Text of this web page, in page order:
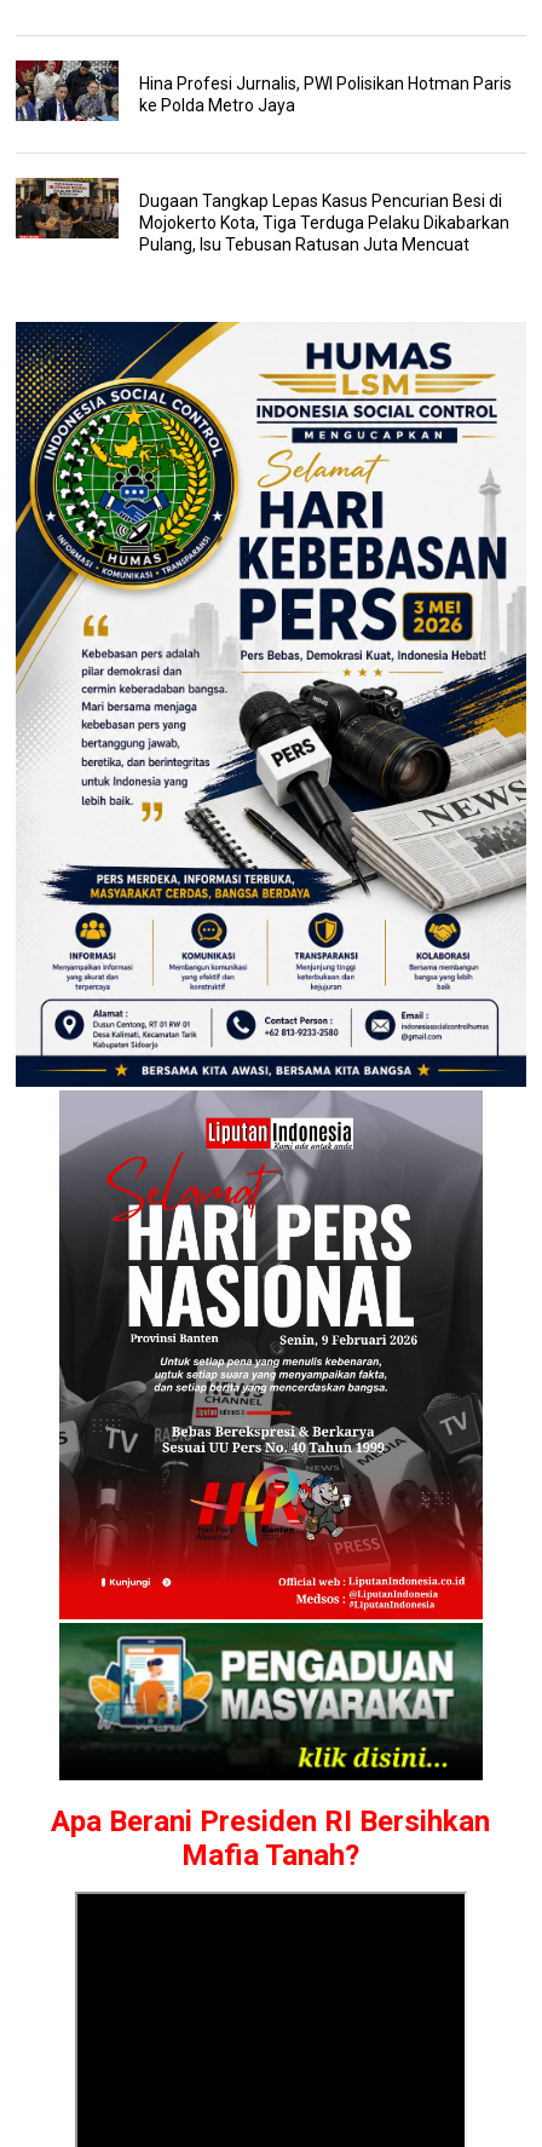
Hina Profesi Jurnalis, PWI Polisikan Hotman Paris
ke Polda Metro Jaya
Dugaan Tangkap Lepas Kasus Pencurian Besi di
Mojokerto Kota, Tiga Terduga Pelaku Dikabarkan
Pulang, Isu Tebusan Ratusan Juta Mencuat
Apa Berani Presiden RI Bersihkan
Mafia Tanah?